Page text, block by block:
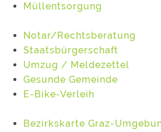
Müllentsorgung
Notar/Rechtsberatung
Staatsbürgerschaft
Umzug / Meldezettel
Gesunde Gemeinde
E-Bike-Verleih
Bezirkskarte Graz-